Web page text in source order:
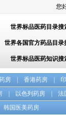
您
世界标品医药目录搜
世界各国官方药品目录
世界标品医药知识搜
房 香港药房
以色列药房 法
韩国医美药房